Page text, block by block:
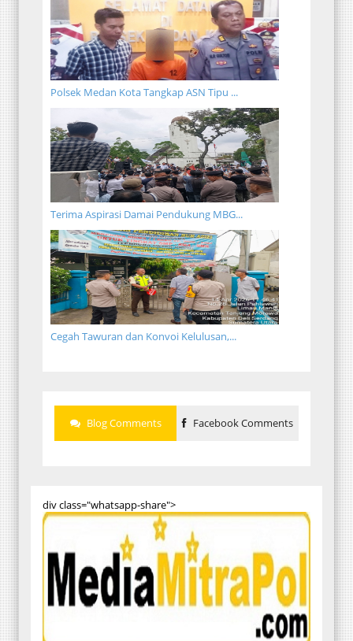
Polsek Medan Kota Tangkap ASN Tipu ...
Terima Aspirasi Damai Pendukung MBG...
Cegah Tawuran dan Konvoi Kelulusan,...
Blog Comments Facebook Comments
div class="whatsapp-share">